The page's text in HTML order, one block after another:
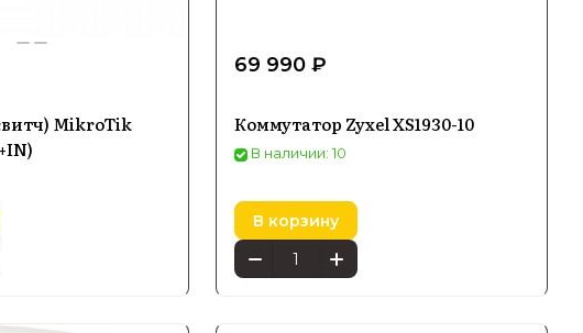
MikroTik
69 990 ₽
Коммутатор Zyxel XS1930-10
В наличии: 10
В корзину